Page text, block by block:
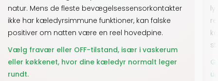
natur. Mens de fleste bevægelsessensorkontakter
ikke har kæledyrsimmune funktioner, kan falske
positiver om natten være en reel hovedpine.
Vælg fravær eller OFF-tilstand, især i vaskerum
eller køkkenet, hvor dine kæledyr normalt leger
rundt.